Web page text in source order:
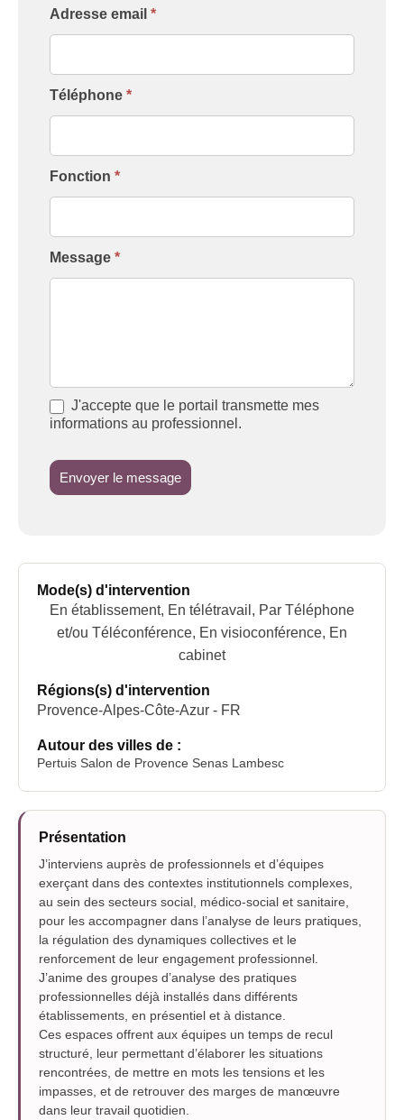
Adresse email *
Téléphone *
Fonction *
Message *
J'accepte que le portail transmette mes
informations au professionnel.
Envoyer le message
Mode(s) d'intervention
En établissement, En télétravail, Par Téléphone
et/ou Téléconférence, En visioconférence, En
cabinet
Régions(s) d'intervention
Provence-Alpes-Côte-Azur - FR
Autour des villes de :
Pertuis Salon de Provence Senas Lambesc
Présentation
J’interviens auprès de professionnels et d’équipes
exerçant dans des contextes institutionnels complexes,
au sein des secteurs social, médico-social et sanitaire,
pour les accompagner dans l’analyse de leurs pratiques,
la régulation des dynamiques collectives et le
renforcement de leur engagement professionnel.
J’anime des groupes d’analyse des pratiques
professionnelles déjà installés dans différents
établissements, en présentiel et à distance.
Ces espaces offrent aux équipes un temps de recul
structuré, leur permettant d’élaborer les situations
rencontrées, de mettre en mots les tensions et les
impasses, et de retrouver des marges de manœuvre
dans leur travail quotidien.